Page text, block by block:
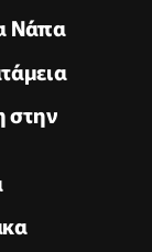
Νάπα
στην